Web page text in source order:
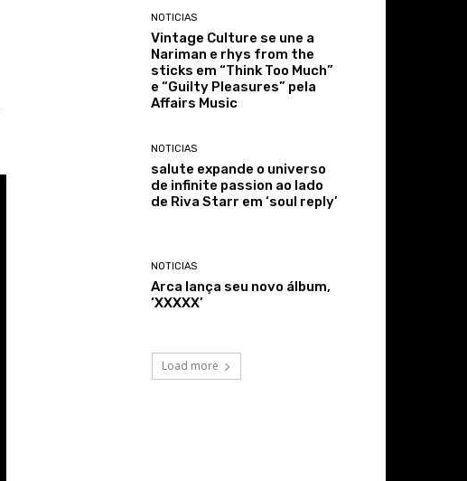
NOTICIAS
Vintage Culture se une a
Nariman e rhys from the
sticks em “Think Too Much”
e “Guilty Pleasures” pela
Affairs Music
NOTICIAS
salute expande o universo
de infinite passion ao lado
de Riva Starr em ‘soul reply’
NOTICIAS
Arca lança seu novo álbum,
‘XXXXX’
Load more